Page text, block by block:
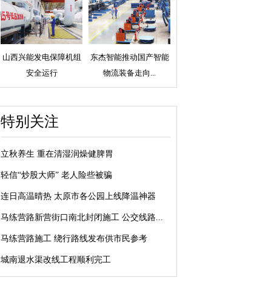
山西兴能发电保障机组
安全运行
东杰智能推动国产智能
物流装备走向...
特别关注
立秋养生 重在清湿润燥健脾胃
轻信“炒股大师” 老人险些被骗
连日高温晴热 太原市各公园上线降温神器
马练营路新营街口南北封闭施工 公交线路...
马练营路施工 绕行路线发布供市民参考
城南退水渠改线工程顺利完工